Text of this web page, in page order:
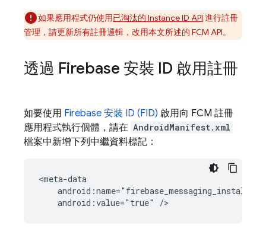
如果應用程式仍使用已淘汰的 Instance ID API 進行註冊
管理，請更新所有註冊邏輯，改用本文所述的 FCM API。
透過 Firebase 安裝 ID 啟用註冊
如要使用 Firebase 安裝 ID (FID) 啟用向 FCM 註冊
應用程式執行個體，請在 AndroidManifest.xml
檔案中新增下列中繼資料標記：
android:value="true" />